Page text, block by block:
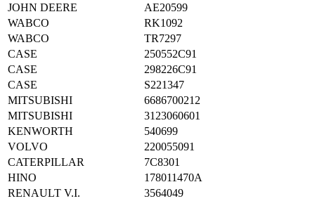
JOHN DEERE
AE20599
WABCO
RK1092
WABCO
TR7297
CASE
250552C91
CASE
298226C91
CASE
S221347
MITSUBISHI
6686700212
MITSUBISHI
3123060601
KENWORTH
540699
VOLVO
220055091
CATERPILLAR
7C8301
HINO
178011470A
RENAULT V.I.
3564049